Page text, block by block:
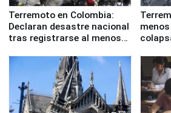
Terremoto en Colombia:
Declaran desastre nacional
tras registrarse al menos